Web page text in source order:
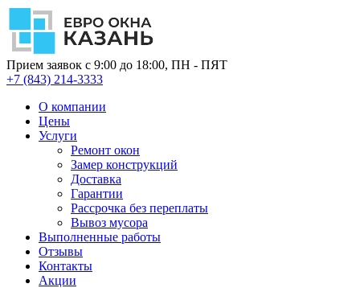
Прием заявок с 9:00 до 18:00, ПН - ПЯТ
+7 (843) 214-3333
О компании
Цены
Услуги
Ремонт окон
Замер конструкций
Доставка
Гарантии
Рассрочка без переплаты
Вывоз мусора
Выполненные работы
Отзывы
Контакты
Акции